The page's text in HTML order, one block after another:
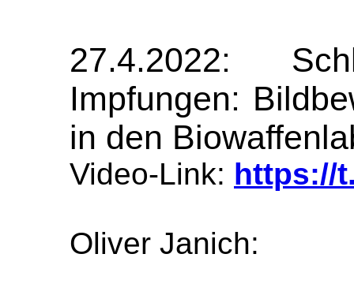
27.4.2022:
Impfungen:
in den
Video-Link: https://
Oliver Janich: